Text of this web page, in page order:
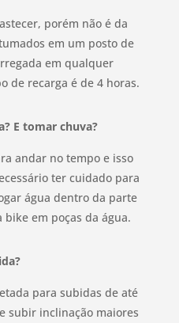
porém não é da
em um posto de
em qualquer
de recarga é de 4 horas.
E tomar chuva?
andar no tempo e isso
ter cuidado para
água dentro da parte
em poças da água.
para subidas de até
subir inclinação maiores